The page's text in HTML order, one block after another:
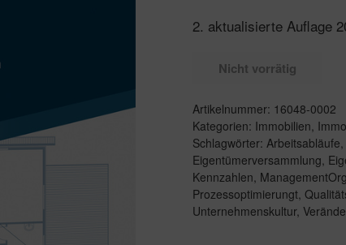
2. aktualisierte Auflage
Nicht vorrätig
Artikelnummer: 16048-0002
Kategorien: Immobilien,
Schlagwörter: Arbeitsabläufe,
Eigentümerversammlung,
Kennzahlen,
Prozessoptimierungt,
Unternehmenskultur,